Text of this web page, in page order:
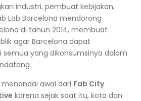
industri, pembuat kebijakan,
Lab Barcelona mendorong
di tahun 2014, membuat
agar Barcelona dapat
semua yang dikonsumsinya dalam
awal dari Fab City
karena sejak saat itu, kota dan